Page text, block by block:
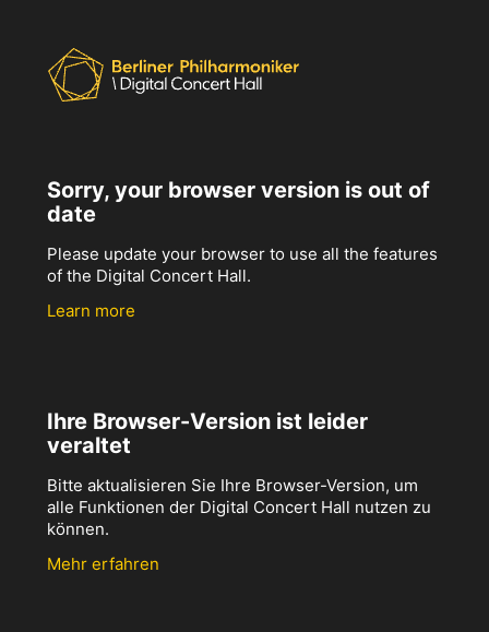
Sorry, your browser version is out of
date
Please update your browser to use all the features
of the Digital Concert Hall.
Learn more
Ihre Browser-Version ist leider
veraltet
Bitte aktualisieren Sie Ihre Browser-Version, um
alle Funktionen der Digital Concert Hall nutzen zu
können.
Mehr erfahren